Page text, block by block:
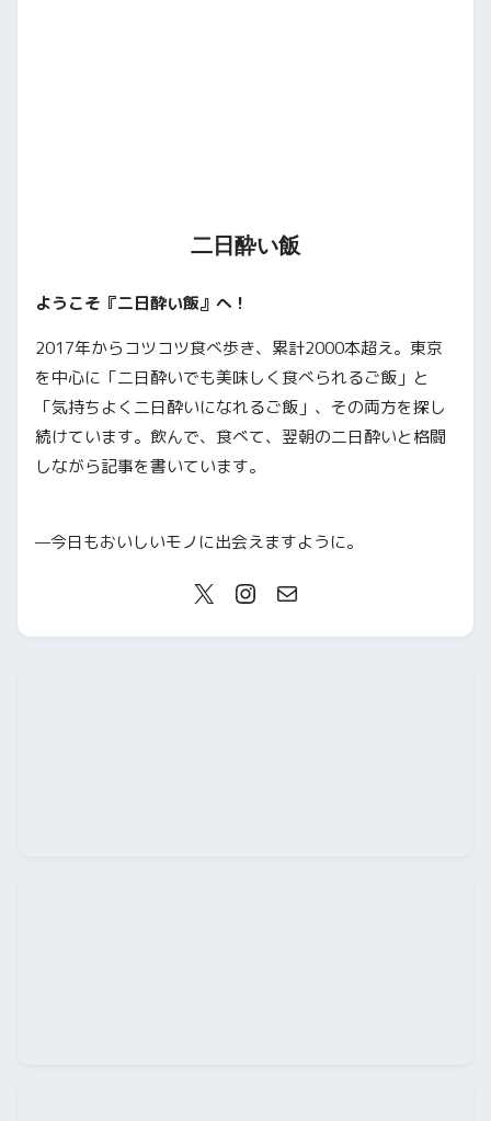
二日酔い飯
ようこそ『二日酔い飯』へ！
2017年からコツコツ食べ歩き、累計2000本超え。東京
を中心に「二日酔いでも美味しく食べられるご飯」と
「気持ちよく二日酔いになれるご飯」、その両方を探し
続けています。飲んで、食べて、翌朝の二日酔いと格闘
しながら記事を書いています。
—今日もおいしいモノに出会えますように。